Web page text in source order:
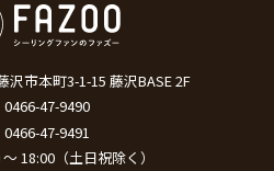
沢市本町3-1-15 藤沢BASE 2F
0466-47-9490
0466-47-9491
18:00（土日祝除く）